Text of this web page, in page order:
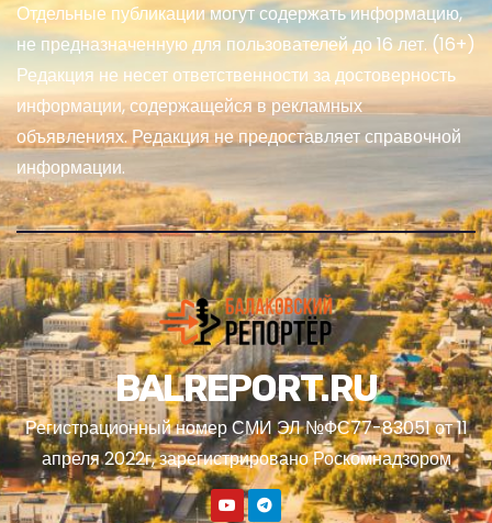
Отдельные публикации могут содержать информацию,
не предназначенную для пользователей до 16 лет. (16+)
Редакция не несет ответственности за достоверность
информации, содержащейся в рекламных
объявлениях. Редакция не предоставляет справочной
информации.
BALREPORT.RU
Регистрационный номер СМИ ЭЛ №ФС77-83051 от 11
апреля 2022г, зарегистрировано Роскомнадзором